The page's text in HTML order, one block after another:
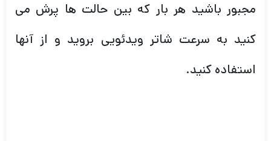
مجبور باشید هر بار که بین حالت ها پرش می
کنید به سرعت شاتر ویدئویی بروید و از آنها
استفاده کنید.